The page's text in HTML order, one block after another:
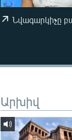
Նվագարկիչը
Արխիվ